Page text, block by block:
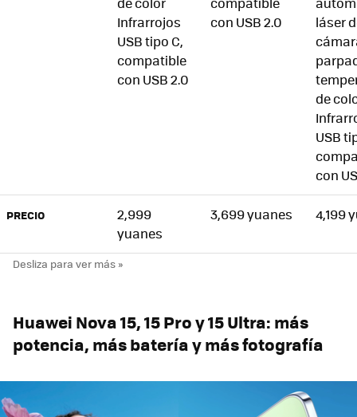
Infrarrojos
USB tipo C,
compatible
con USB 2.0
con USB 2.0
láser
de
USB
con
PRECIO
2,999
yuanes
3,699 yuanes 4,199
Huawei Nova 15, 15 Pro y 15 Ultra: más
potencia, más batería y más fotografía